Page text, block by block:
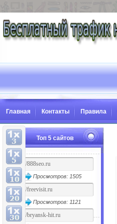
Главная Контакты Правила
Топ 5 сайтов
Просмотров: 1505
Просмотров: 1121